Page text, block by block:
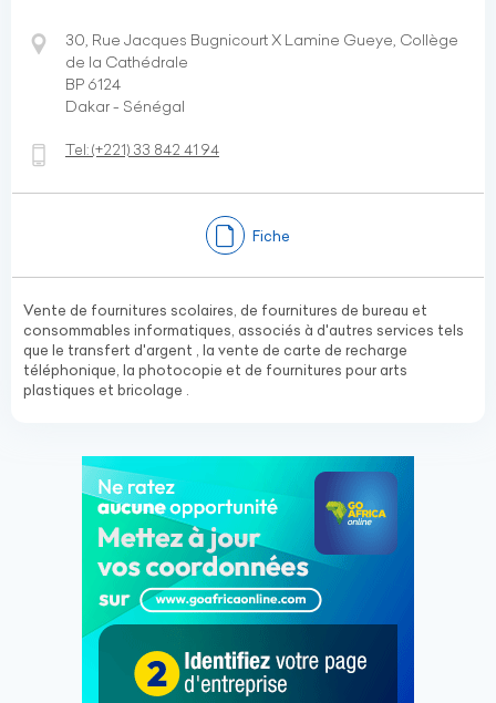
30, Rue Jacques Bugnicourt X Lamine Gueye, Collège
de la Cathédrale
BP 6124
Dakar - Sénégal
Tel:(+221) 33 842 41 94
Fiche
Vente de fournitures scolaires, de fournitures de bureau et
consommables informatiques, associés à d'autres services tels
que le transfert d'argent , la vente de carte de recharge
téléphonique, la photocopie et de fournitures pour arts
plastiques et bricolage .